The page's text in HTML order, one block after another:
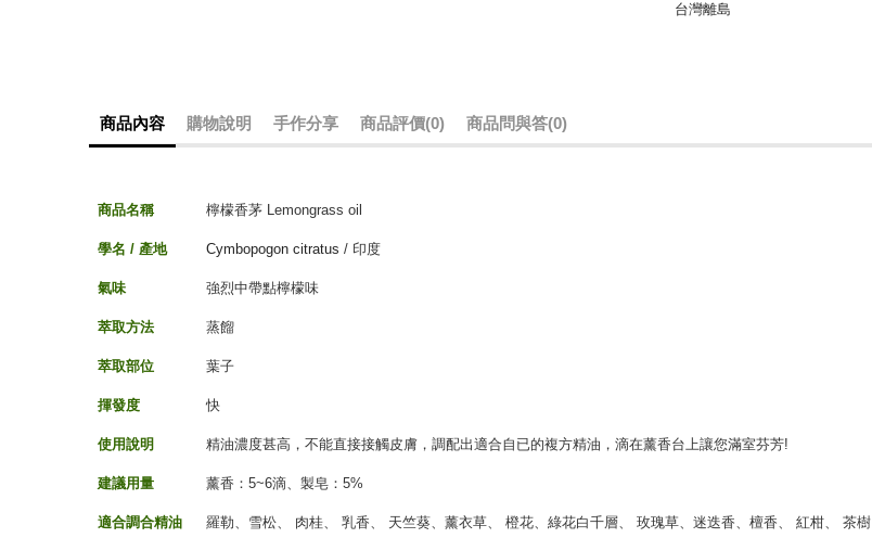
台灣離島
商品內容 購物說明 手作分享 商品評價(0) 商品問與答(0)
商品名稱 檸檬香茅 Lemongrass oil
學名 / 產地 Cymbopogon citratus / 印度
氣味 強烈中帶點檸檬味
萃取方法 蒸餾
萃取部位 葉子
揮發度 快
使用說明 精油濃度甚高，不能直接接觸皮膚，調配出適合自已的複方精油，滴在薰香台上讓您滿室芬芳!
建議用量 薰香：5~6滴、製皂：5%
適合調合精油 羅勒、雪松、 肉桂、 乳香、 天竺葵、薰衣草、 橙花、綠花白千層、 玫瑰草、迷迭香、檀香、 紅柑、 茶樹